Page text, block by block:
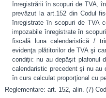
înregistrării în scopuri de TVA,
prevăzut la art.152 din Codul
înregistrate în scopuri de TVA
impozabile înregistrate în
fiscală luna calendaristică /
evidenţa plătitorilor de TVA şi
condiţii: nu au depăşit plafonul
calendaristic precedent şi nu au
în curs calculat proporţional cu
Reglementare: art. 152, alin. (7)